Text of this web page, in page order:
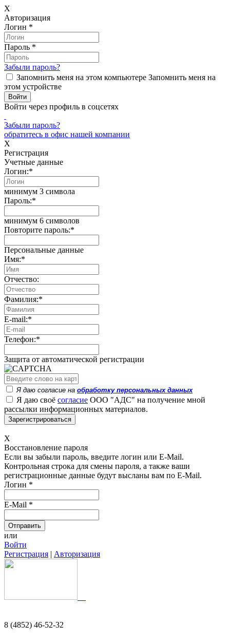
X
Авторизация
Логин *
Пароль *
Забыли пароль?
Запомнить меня на этом компьютере Запомнить меня на
этом устройстве
Войти через профиль в соцсетях
Забыли пароль?
обратитесь в офис нашей компании
X
Регистрация
Учетные данные
Логин:*
минимум 3 символа
Пароль:*
минимум 6 символов
Повторите пароль:*
Персональные данные
Имя:*
Отчество:
Фамилия:*
E-mail:*
Телефон:*
Защита от автоматической регистрации
Я даю согласие на обработку персональных данных
Я даю своё согласие ООО "АДС" на получение мной
рассылки информационных материалов.
X
Восстановление пароля
Если вы забыли пароль, введите логин или E-Mail.
Контрольная строка для смены пароля, а также ваши
регистрационные данные будут высланы вам по E-Mail.
Логин *
E-Mail *
или
Войти
Регистрация | Авторизация
8 (4852) 46-52-32